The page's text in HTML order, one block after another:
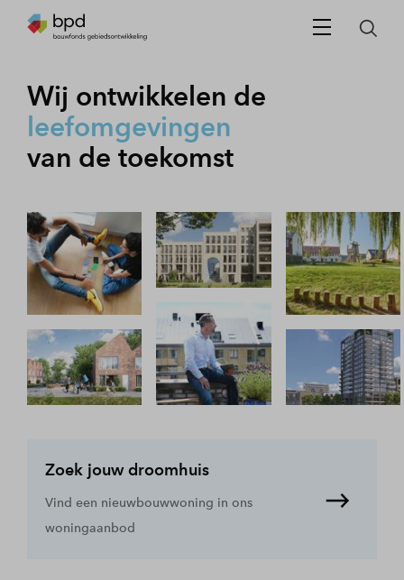
Wij ontwikkelen de
betaalbare woningen
van de toekomst
Zoek jouw droomhuis
Vind een nieuwbouwwoning in ons
woningaanbod